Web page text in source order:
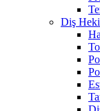
Diş